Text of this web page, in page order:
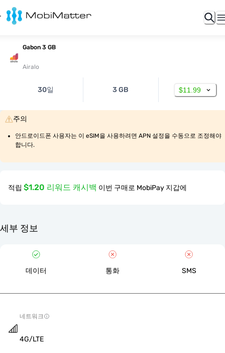
Gabon 3 GB
Airalo
30일 3 GB $11.99
주의
안드로이드폰 사용자는 이 eSIM을 사용하려면 APN 설정을 수동으로 조정해야
합니다.
적립 $1.20 리워드 캐시백 이번 구매로 MobiPay 지갑에
세부 정보
데이터 통화 SMS
네트워크
4G/LTE